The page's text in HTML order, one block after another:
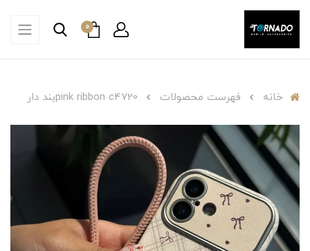
0
خانه فهرست محصولات pink ribbon c4720بند دار